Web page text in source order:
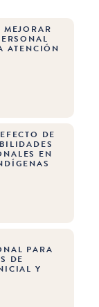
ATENCIÓN
DE
EN
PARA
DE
Y